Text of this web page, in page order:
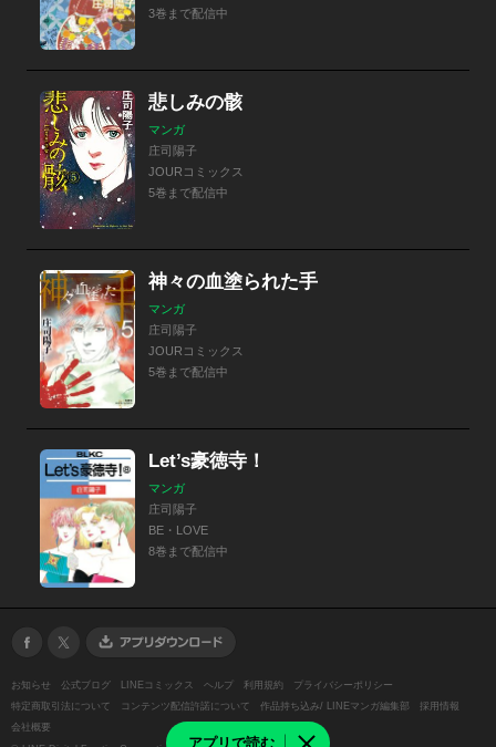
アプリで読む
3巻まで配信中
悲しみの骸
マンガ
庄司陽子
JOURコミックス
5巻まで配信中
神々の血塗られた手
マンガ
庄司陽子
JOURコミックス
5巻まで配信中
Let’s豪徳寺！
マンガ
庄司陽子
BE・LOVE
8巻まで配信中
お知らせ 公式ブログ LINEコミックス ヘルプ 利用規約
プライバシーポリシー
特定商取引法について
コンテンツ配信許諾について 作品持ち込み/ LINEマンガ編集部
採用情報
会社概要